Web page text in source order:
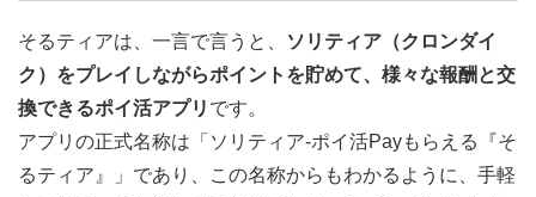
そるティアは、一言で言うと、
ソリティア（クロンダイ
ク）をプレイしながらポイントを貯めて、様々な報酬と交
換できるポイ活アプリ です。
アプリの正式名称は「ソリティア-ポイ活Payもらえる『そ
るティア』」であり、この名称からもわかるように、手軽